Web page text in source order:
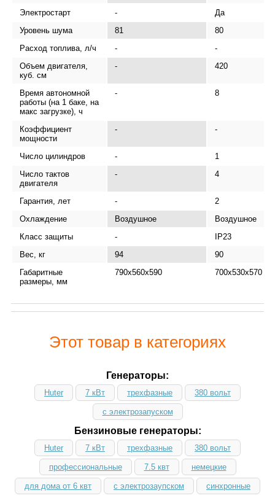
Электростарт -
Да
Уровень шума
81
80
Расход топлива, л/ч
-
-
Объем двигателя,
куб. см
- 420
Время автономной
работы (на 1 баке, на
макс загрузке), ч
- 8
Коэффициент
мощности
- -
Число цилиндров -
1
Число тактов
двигателя
- 4
Гарантия, лет -
2
Охлаждение
Воздушное
Воздушное
Класс защиты
-
IP23
Вес, кг
94
90
Габаритные
размеры, мм
790х560х590 700х530х570
Этот товар в категориях
Генераторы:
Huter 7 кВт трехфазные 380 вольт
с электрозапуском
Бензиновые генераторы:
Huter 7 кВт трехфазные 380 вольт
профессиональные 7.5 квт немецкие
для дома от 6 квт с электрозаупском синхронные